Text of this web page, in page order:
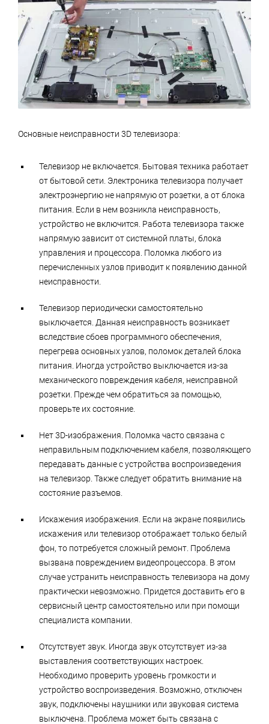
Основные неисправности 3D телевизора:
Телевизор не включается. Бытовая техника работает
от бытовой сети. Электроника телевизора получает
электроэнергию не напрямую от розетки, а от блока
питания. Если в нем возникла неисправность,
устройство не включится. Работа телевизора также
напрямую зависит от системной платы, блока
управления и процессора. Поломка любого из
перечисленных узлов приводит к появлению данной
неисправности.
Телевизор периодически самостоятельно
выключается. Данная неисправность возникает
вследствие сбоев программного обеспечения,
перегрева основных узлов, поломок деталей блока
питания. Иногда устройство выключается из-за
механического повреждения кабеля, неисправной
розетки. Прежде чем обратиться за помощью,
проверьте их состояние.
Нет 3D-изображения. Поломка часто связана с
неправильным подключением кабеля, позволяющего
передавать данные с устройства воспроизведения
на телевизор. Также следует обратить внимание на
состояние разъемов.
Искажения изображения. Если на экране появились
искажения или телевизор отображает только белый
фон, то потребуется сложный ремонт. Проблема
вызвана повреждением видеопроцессора. В этом
случае устранить неисправность телевизора на дому
практически невозможно. Придется доставить его в
сервисный центр самостоятельно или при помощи
специалиста компании.
Отсутствует звук. Иногда звук отсутствует из-за
выставления соответствующих настроек.
Необходимо проверить уровень громкости и
устройство воспроизведения. Возможно, отключен
звук, подключены наушники или звуковая система
выключена. Проблема может быть связана с